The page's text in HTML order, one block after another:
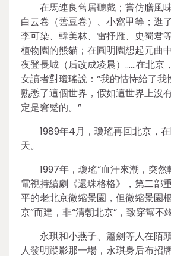
在馬連良舊居聽戲；嘗仿膳風
白云卷（蕓豆卷）、小窩甲等；逛
李可染、韓美林、雷抒雁、史蜀君
植物園的熊貓；在圓明園想起元曲
夜登長城（后改成凌晨）……在北京
女讀者對瓊瑤說：“我的怙恃給了
熟悉了這個世界，假如這世界上沒
定是窘蹙的。”
1989年4月，瓊瑤再回北京，
天。
1997年，瓊瑤“血汗來潮，突然
電視持續劇《還珠格格》，第二部
平的老北京微縮景園，但微縮景園
京”而建，非“清朝北京”，致穿幫不
永琪和小燕子、簫劍等人在陌
人發明蹤影那一場，永琪身后布招